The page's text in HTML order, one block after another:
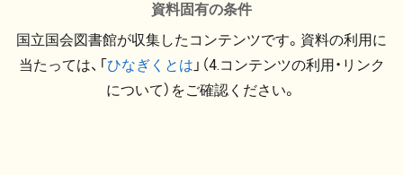
資料固有の条件
国立国会図書館が収集したコンテンツです。資料の利用に
当たっては、「ひなぎくとは 」（4.コンテンツの利用・リンク
について）をご確認ください。